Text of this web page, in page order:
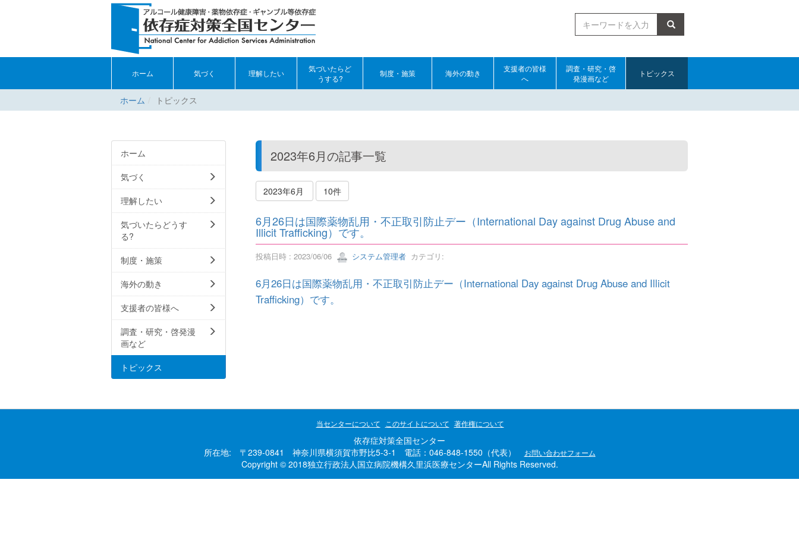
検索
ホーム 気づく 理解したい
気づいたらど
うする?
制度・施策 海外の動き
支援者の皆様
へ
調査・研究・啓
発漫画など
トピックス
ホーム トピックス
2023年6月の記事一覧
2023年6月 10件
6月26日は国際薬物乱用・不正取引防止デー（International Day against Drug Abuse and
Illicit Trafficking）です。
投稿日時 : 2023/06/06 システム管理者カテゴリ:
6月26日は国際薬物乱用・不正取引防止デー（International Day against Drug Abuse and Illicit
Trafficking）です。
ホーム
気づく
理解したい
気づいたらどうす
る?
制度・施策
海外の動き
支援者の皆様へ
調査・研究・啓発漫
画など
トピックス
当センターについて このサイトについて 著作権について
依存症対策全国センター
所在地: 〒239-0841 神奈川県横須賀市野比5-3-1 電話：046-848-1550（代表）
お問い合わせフォーム
Copyright © 2018独立行政法人国立病院機構久里浜医療センターAll Rights Reserved.